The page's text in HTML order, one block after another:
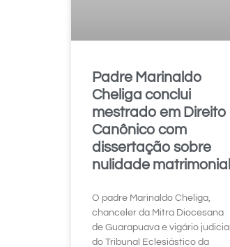
Padre Marinaldo
Cheliga conclui
mestrado em Direito
Canônico com
dissertação sobre
nulidade matrimonial
O padre Marinaldo Cheliga,
chanceler da Mitra Diocesana
de Guarapuava e vigário judicial
do Tribunal Eclesiástico da